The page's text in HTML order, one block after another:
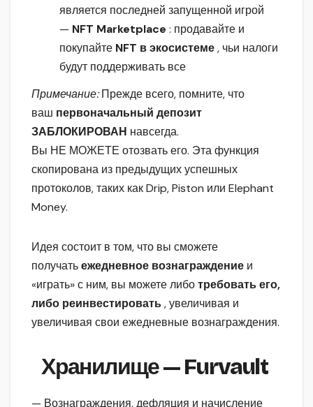
является последней запущенной игрой
— NFT Marketplace : продавайте и
покупайте NFT в экосистеме, чьи налоги
будут поддерживать все
Примечание:Прежде всего, помните, что
ваш первоначальный депозит
ЗАБЛОКИРОВАН навсегда.
Вы НЕ МОЖЕТЕ отозвать его. Эта функция
скопирована из предыдущих успешных
протоколов, таких как Drip, Piston или Elephant
Money.
Идея состоит в том, что вы сможете
получатьежедневное вознаграждение и
«играть» с ним, вы можете либотребовать его,
либо реинвестировать, увеличивая и
увеличивая свои ежедневные вознаграждения.
Хранилище—Furvault
— Вознаграждения, дефляция и начисление